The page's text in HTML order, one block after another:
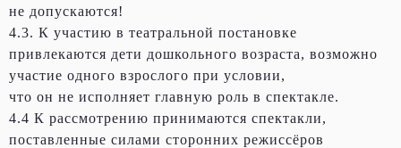
не допускаются!
4.3. К участию в театральной постановке
привлекаются дети дошкольного возраста, возможно
участие одного взрослого при условии,
что он не исполняет главную роль в спектакле.
4.4 К рассмотрению принимаются спектакли,
поставленные силами сторонних режиссёров